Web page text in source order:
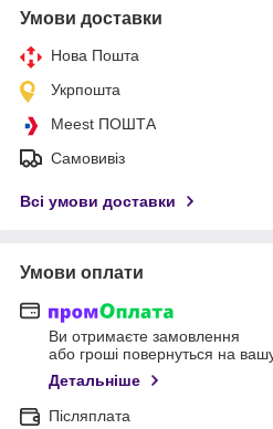
Умови доставки
Нова Пошта
Укрпошта
Meest ПОШТА
Самовивіз
Всі умови доставки
Умови оплати
Ви отримаєте замовлення
або гроші повернуться на
Детальніше
Післяплата